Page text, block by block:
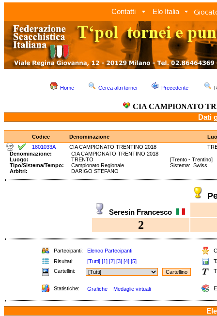
Contatti Elo Italia
Home Cerca altri tornei Precedente
CIA CAMPIONATO
Dati
Codice Denominazione
1801033A
CIA CAMPIONATO TRENTINO 2018
Denominazione:
CIA CAMPIONATO TRENTINO 2018
Luogo:
TRENTO
[Trento - Trentino]
Tipo/Sistema/Tempo:
Campionato Regionale
Sistema: Swiss
Arbitri:
DARIGO STEFANO
Seresin Francesco
2
Partecipanti: Elenco Partecipanti
Risultati:
[Tutti] [1] [2] [3] [4] [5]
Cartellini:
Statistiche: Grafiche Medaglie virtuali